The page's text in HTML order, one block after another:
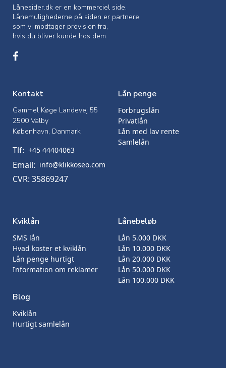
Lånesider.dk er en kommerciel side.
Lånemulighederne på siden er partnere,
som vi modtager provision fra,
hvis du bliver kunde hos dem
Kontakt
Gammel Køge Landevej 55
2500 Valby
København, Danmark
Tlf: +45 44404063
Email: info@klikkoseo.com
CVR: 35869247
Lån penge
Forbrugslån
Privatlån
Lån med lav rente
Samlelån
Kviklån
SMS lån
Hvad koster et kviklån
Lån penge hurtigt
Information om reklamer
Blog
Kviklån
Hurtigt samlelån
Lånebeløb
Lån 5.000 DKK
Lån 10.000 DKK
Lån 20.000 DKK
Lån 50.000 DKK
Lån 100.000 DKK